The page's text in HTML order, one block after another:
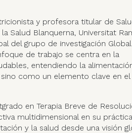
y profesora titular de
Salud Blanquerna, Universitat
del grupo de investigación Global
de trabajo se centra en la
entendiendo la
como un elemento clave en el
en Terapia Breve de
multidimensional en su
y la salud desde una visión